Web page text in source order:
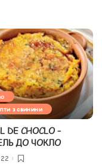
з свинини
DE CHOCLO –
ДО ЧОКЛО